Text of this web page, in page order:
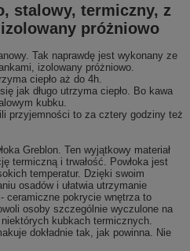
stalowy, termiczny, z
próżniowo
Tak naprawdę jest wykonany ze
izolowany próżniowo.
ciepło aż do 4h.
jak długo utrzyma ciepło. Bo kawa
kubku.
przyjemności to za cztery godziny też
Greblon. Ten wyjątkowy materiał
termiczną i trwałość. Powłoka jest
temperatur. Dzięki swoim
osadów i ułatwia utrzymanie
ceramiczne pokrycie wnętrza to
osoby szczególnie wyczulone na
kubkach termicznych.
dokładnie tak, jak powinna. Nie